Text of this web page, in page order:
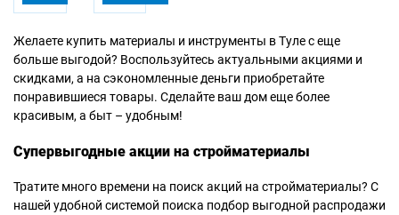
Желаете купить материалы и инструменты в Туле с еще
больше выгодой? Воспользуйтесь актуальными акциями и
скидками, а на сэкономленные деньги приобретайте
понравившиеся товары. Сделайте ваш дом еще более
красивым, а быт – удобным!
Супервыгодные акции на стройматериалы
Тратите много времени на поиск акций на стройматериалы? С
нашей удобной системой поиска подбор выгодной распродажи